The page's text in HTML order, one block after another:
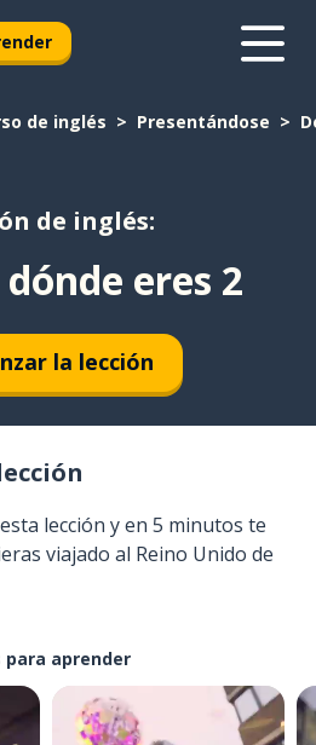
de inglés Presentándose
de inglés:
eres 2
la lección
lección y en 5 minutos te
viajado al Reino Unido de
aprender